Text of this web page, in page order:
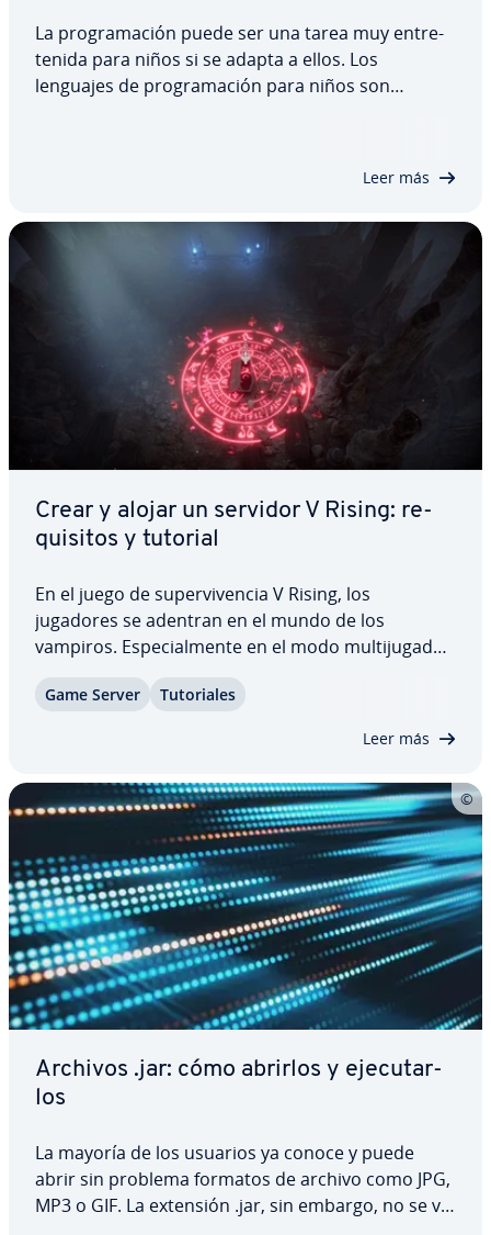
La pro­gra­ma­ción puede ser una tarea muy en­tre­
te­ni­da para niños si se adapta a ellos. Los
lenguajes de pro­gra­ma­ción para niños son
Leer más
Crear y alojar un servidor V Rising: re­
qui­si­tos y tutorial
En el juego de su­pe­r­vi­ve­n­cia V Rising, los
jugadores se adentran en el mundo de los
vampiros. Es­pe­cia­l­me­n­te en el modo mu­l­ti­ju­ga­dor,
cautiva a los afi­cio­na­dos del género. La mejor
Game Server Tu­to­ria­les
Leer más
Archivos .jar: cómo abrirlos y eje­cu­tar­
los
La mayoría de los usuarios ya conoce y puede
abrir sin problema formatos de archivo como JPG,
MP3 o GIF. La extensión .jar, sin embargo, no se ve